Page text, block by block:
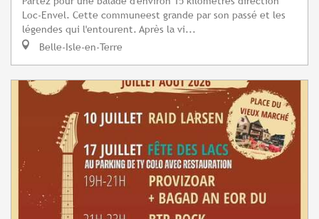
Loc-Envel. Cette communeest grande par son passé et les
légendes qui l'entourent. Après la vi...
Belle-Isle-en-Terre